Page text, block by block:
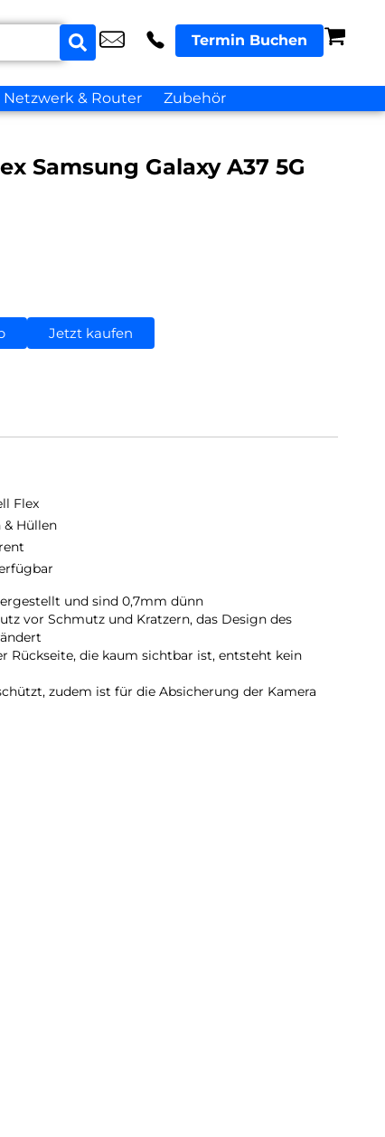
Termin Buchen
Netzwerk & Router Zubehör
Samsung Galaxy A37 5G
Jetzt kaufen
Flex
& Hüllen
und sind 0,7mm dünn
vor Schmutz und Kratzern, das Design des
Rückseite, die kaum sichtbar ist, entsteht kein
zudem ist für die Absicherung der Kamera